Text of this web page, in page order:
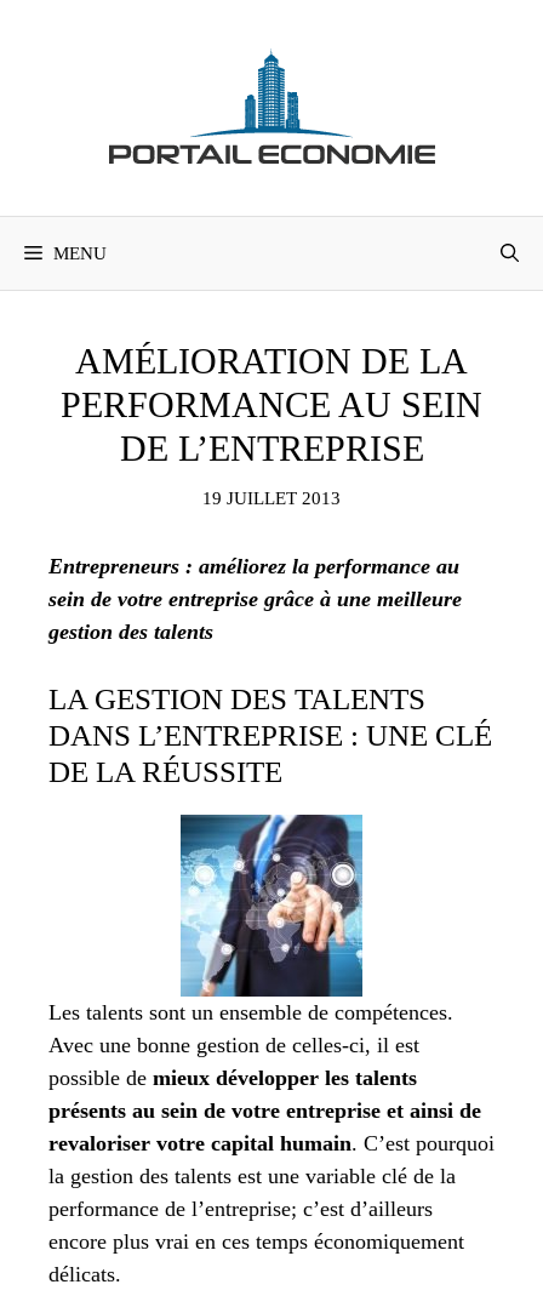
MENU
AMÉLIORATION DE LA
PERFORMANCE AU SEIN
DE L’ENTREPRISE
19 JUILLET 2013
Entrepreneurs : améliorez la performance au
sein de votre entreprise grâce à une meilleure
gestion des talents
LA GESTION DES TALENTS
DANS L’ENTREPRISE : UNE CLÉ
DE LA RÉUSSITE
Les talents sont un ensemble de compétences.
Avec une bonne gestion de celles-ci, il est
possible de mieux développer les talents
présents au sein de votre entreprise et ainsi de
revaloriser votre capital humain. C’est pourquoi
la gestion des talents est une variable clé de la
performance de l’entreprise; c’est d’ailleurs
encore plus vrai en ces temps économiquement
délicats.